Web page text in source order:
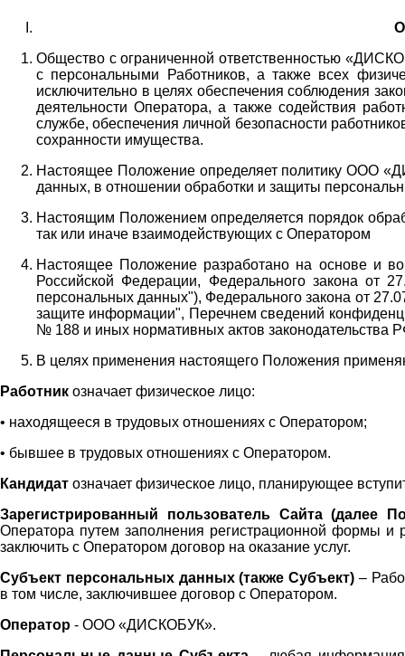
Общество с ограниченной ответственностью
с персональными Работников, а также всех
исключительно в целях обеспечения соблюдения
деятельности Оператора,а также содействия
службе, обеспечения личной безопасности
сохранности имущества.
Настоящее Положение определяет политику ООО
данных, в отношении обработки и защиты
Настоящим Положением определяется порядок
так или иначе взаимодействующих с Оператором
Настоящее Положение разработано на основе и во
Российской Федерации, Федерального закона
персональных данных"), Федерального закона от
защите информации", Перечнем сведений
№ 188 и иных нормативных актов законодательства
В целях применения настоящего Положения
Работник означает физическое лицо:
• находящееся в трудовых отношениях с Оператором;
• бывшее в трудовых отношениях с Оператором.
Кандидат означает физическое лицо, планирующее
Зарегистрированный пользователь Сайта (далее
Оператора путем заполнения регистрационной формы и
заключить с Оператором договор на оказание услуг.
Субъект персональных данных (также Субъект) –
в том числе, заключившее договор с Оператором.
Оператор - ООО «ДИСКОБУК».